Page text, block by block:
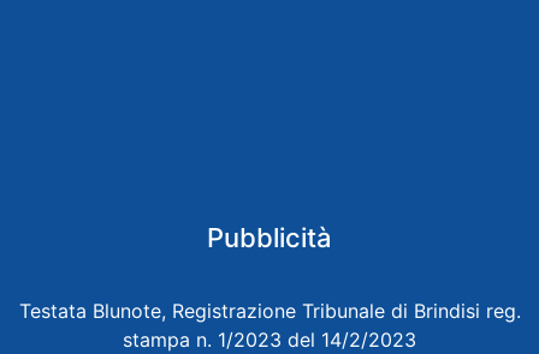
Pubblicità
Testata Blunote, Registrazione Tribunale di Brindisi reg.
stampa n. 1/2023 del 14/2/2023